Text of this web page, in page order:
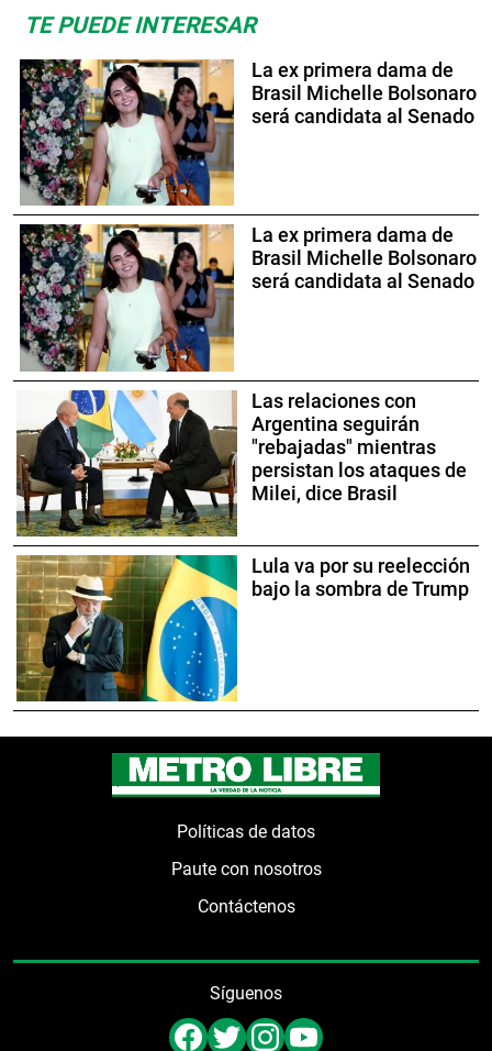
TE PUEDE INTERESAR
La ex primera dama de
Brasil Michelle Bolsonaro
será candidata al Senado
La ex primera dama de
Brasil Michelle Bolsonaro
será candidata al Senado
Las relaciones con
Argentina seguirán
"rebajadas" mientras
persistan los ataques de
Milei, dice Brasil
Lula va por su reelección
bajo la sombra de Trump
Políticas de datos
Paute con nosotros
Contáctenos
Síguenos